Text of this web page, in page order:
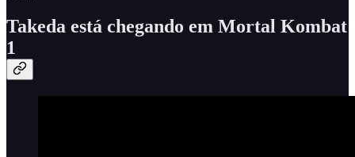
Takeda está chegando em Mortal Kombat
1